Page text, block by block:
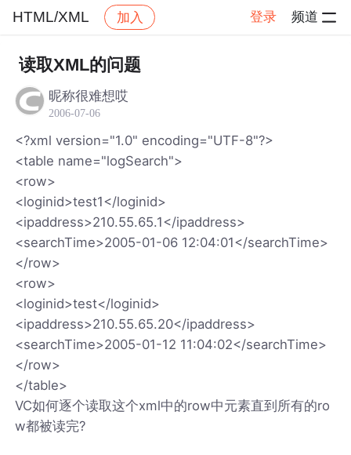
HTML/XML 加入 登录 频道
社区 HTML/XML
读取XML的问题
昵称很难想哎
2006-07-06
<?xml version="1.0" encoding="UTF-8"?>
<table name="logSearch">
<row>
<loginid>test1</loginid>
<ipaddress>210.55.65.1</ipaddress>
<searchTime>2005-01-06 12:04:01</searchTime>
</row>
<row>
<loginid>test</loginid>
<ipaddress>210.55.65.20</ipaddress>
<searchTime>2005-01-12 11:04:02</searchTime>
</row>
</table>
VC如何逐个读取这个xml中的row中元素直到所有的ro
w都被读完?